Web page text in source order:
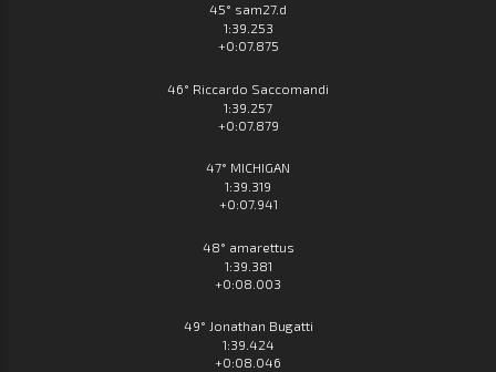
45° sam27.d
1:39.253
+0:07.875
46° Riccardo Saccomandi
1:39.257
+0:07.879
47° MICHIGAN
1:39.319
+0:07.941
48° amarettus
1:39.381
+0:08.003
49° Jonathan Bugatti
1:39.424
+0:08.046